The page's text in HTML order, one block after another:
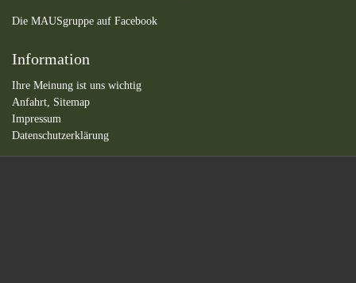
Die MAUSgruppe auf Facebook
Information
Ihre Meinung ist uns wichtig
Anfahrt, Sitemap
Impressum
Datenschutzerklärung